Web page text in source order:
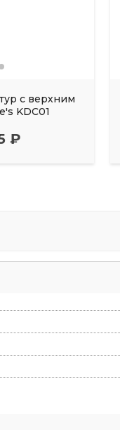
с верхним
KDC01
₽